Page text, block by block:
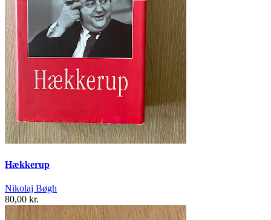
Hækkerup
Nikolaj Bøgh
80,00 kr.